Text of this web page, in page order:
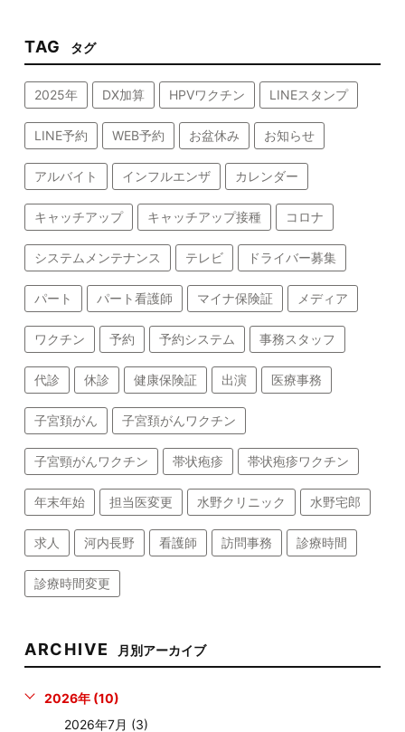
TAG タグ
2025年 DX加算 HPVワクチン LINEスタンプ
LINE予約 WEB予約 お盆休み お知らせ
アルバイト インフルエンザ カレンダー
キャッチアップ キャッチアップ接種 コロナ
システムメンテナンス テレビ ドライバー募集
パート パート看護師 マイナ保険証 メディア
ワクチン 予約 予約システム 事務スタッフ
代診 休診 健康保険証 出演 医療事務
子宮頚がん 子宮頚がんワクチン
子宮頸がんワクチン 帯状疱疹 帯状疱疹ワクチン
年末年始 担当医変更 水野クリニック 水野宅郎
求人 河内長野 看護師 訪問事務 診療時間
診療時間変更
ARCHIVE 月別アーカイブ
2026年 (10)
2026年7月 (3)